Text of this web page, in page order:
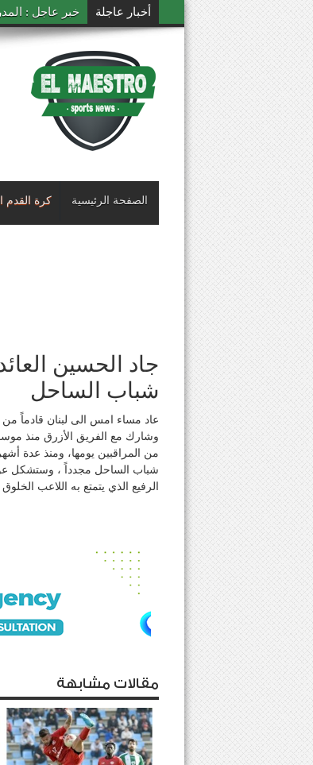
أخبار عاجلة خبر عاجل :
الصفحة الرئيسية كرة القدم
جاد الحسين
شباب الساحل
عاد مساء امس الى لبنان قادماً
وشارك مع الفريق الأزرق منذ
من المراقبين يومها، ومنذ عدة
شباب الساحل مجدداً ، وستشكل
الرفيع الذي يتمتع به اللاعب
مقالات مشابهة